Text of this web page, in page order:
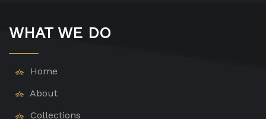
WHAT WE DO
Home
About
Collections